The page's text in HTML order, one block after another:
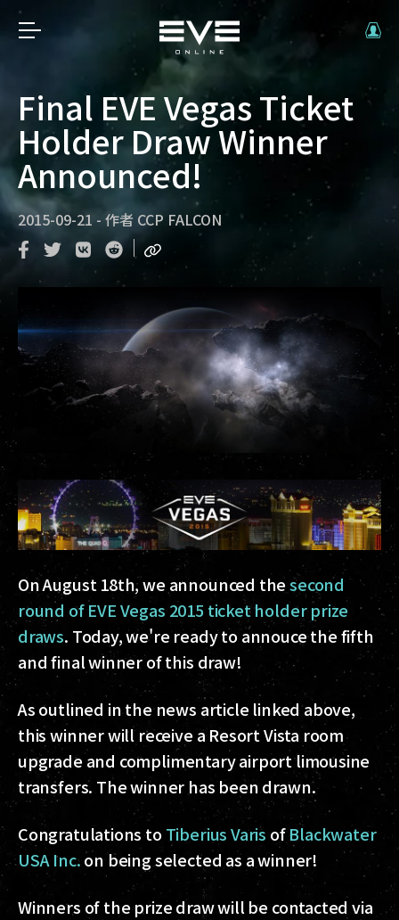
Final EVE Vegas Ticket
Holder Draw Winner
Announced!
2015-09-21 - 作者 CCP FALCON
On August 18th, we announced thesecond
round of EVE Vegas 2015 ticket holder prize
draws. Today, we're ready to annouce the fifth
and final winner of this draw!
As outlined in the news article linked above,
this winner will receive a Resort Vista room
upgrade and complimentary airport limousine
transfers. The winner has been drawn.
Congratulations to Tiberius Varis ofBlackwater
USA Inc.on being selected as a winner!
Winners of the prize draw will be contacted via